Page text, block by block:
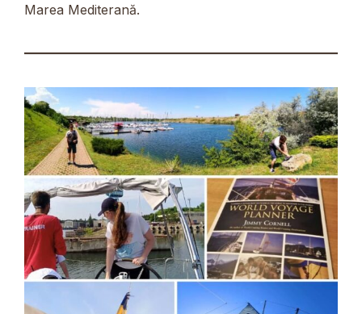
Marea Mediterană.